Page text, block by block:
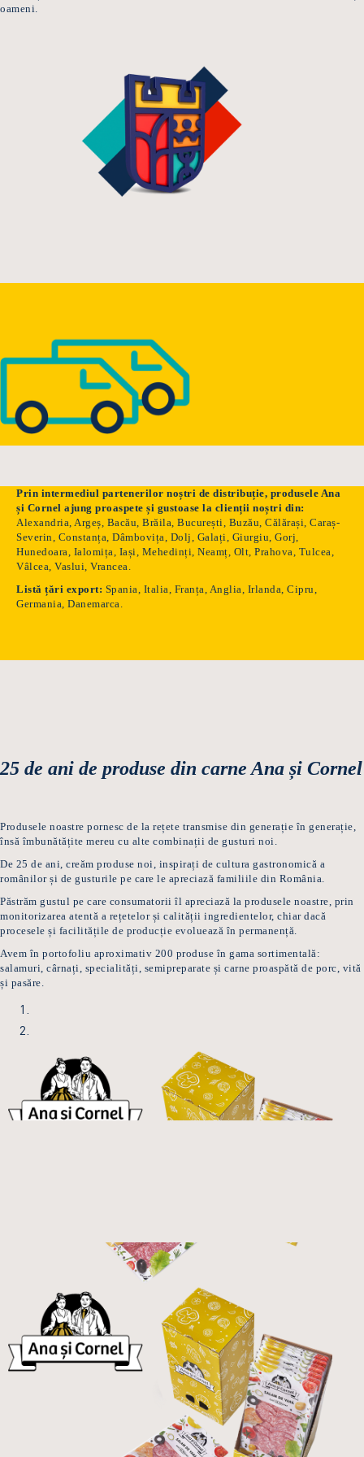
oameni.
Prin intermediul partenerilor noștri de distribuție, produsele Ana
și Cornel ajung proaspete și gustoase la clienții noștri din:
Alexandria, Argeș, Bacău, Brăila, București, Buzău, Călărași, Caraș-
Severin, Constanța, Dâmbovița, Dolj, Galați, Giurgiu, Gorj,
Hunedoara, Ialomița, Iași, Mehedinți, Neamț, Olt, Prahova, Tulcea,
Vâlcea, Vaslui, Vrancea.
Listă țări export: Spania, Italia, Franța, Anglia, Irlanda, Cipru,
Germania, Danemarca.
25 de ani de produse din carne Ana și Cornel
Produsele noastre pornesc de la rețete transmise din generație în generație,
însă îmbunătățite mereu cu alte combinații de gusturi noi.
De 25 de ani, creăm produse noi, inspirați de cultura gastronomică a
românilor și de gusturile pe care le apreciază familiile din România.
Păstrăm gustul pe care consumatorii îl apreciază la produsele noastre, prin
monitorizarea atentă a rețetelor și calității ingredientelor, chiar dacă
procesele și facilitățile de producție evoluează în permanență.
Avem în portofoliu aproximativ 200 produse în gama sortimentală:
salamuri, cârnați, specialități, semipreparate și carne proaspătă de porc, vită
și pasăre.